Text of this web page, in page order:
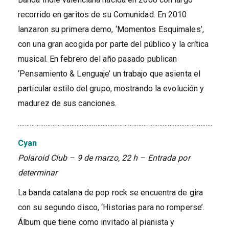
recorrido en garitos de su Comunidad. En 2010
lanzaron su primera demo, ‘Momentos Esquimales’,
con una gran acogida por parte del público y la crítica
musical. En febrero del año pasado publican
‘Pensamiento & Lenguaje’ un trabajo que asienta el
particular estilo del grupo, mostrando la evolución y
madurez de sus canciones.
…………………………………………………………………………………………………..
Cyan
Polaroid Club – 9 de marzo, 22 h – Entrada por
determinar
La banda catalana de pop rock se encuentra de gira
con su segundo disco, ‘Historias para no romperse’.
Álbum que tiene como invitado al pianista y